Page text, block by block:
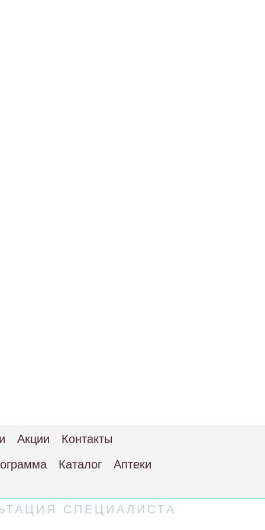
Акции
Контакты
Каталог Аптеки
СПЕЦИАЛИСТА